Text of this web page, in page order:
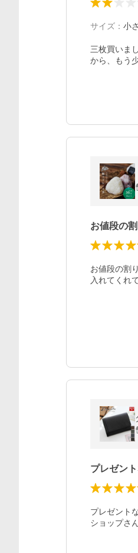
サイズ ： 小
三枚買いま
から、もう
お値段の
お値段の割
入れてくれ
プレゼン
プレゼント
ショップさ